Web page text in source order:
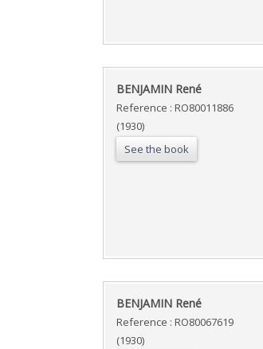
‎BENJAMIN René‎
Reference : RO80011886
(1930)
See the book
‎BENJAMIN René‎
Reference : RO80067619
(1930)